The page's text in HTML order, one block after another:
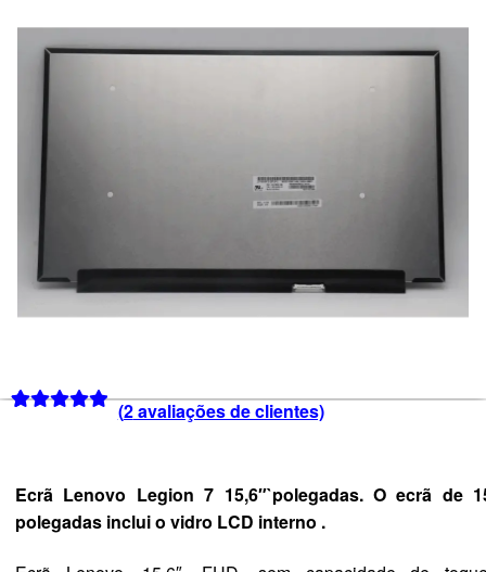
em
classificação
(2avaliações de clientes)
Ecrã Lenovo Legion 7 15,6″`polegadas. O ecrã de
polegadas inclui o vidro LCD interno .